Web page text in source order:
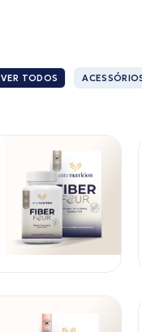
VER TODOS